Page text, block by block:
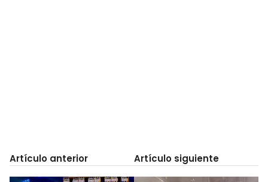
Artículo anterior Artículo siguiente